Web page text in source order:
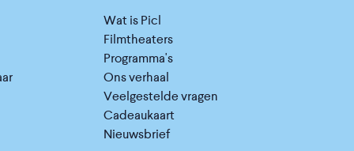
Wat is Picl
Filmtheaters
Programma's
Ons verhaal
Veelgestelde vragen
Cadeaukaart
Nieuwsbrief